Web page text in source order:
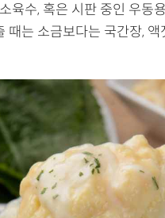
육수, 혹은 시판 중인 우동
때는 소금보다는 국간장,